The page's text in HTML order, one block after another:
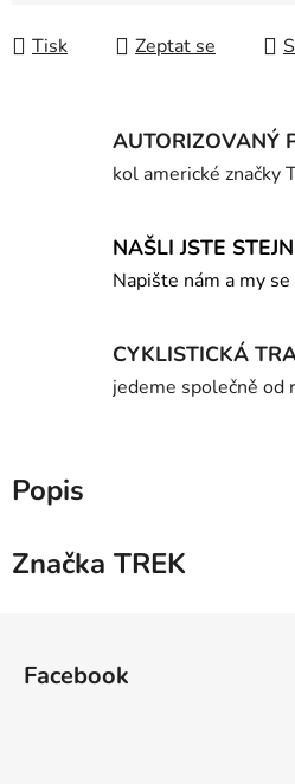
Tisk Zeptat se
AUTORIZOVANÝ
kol americké značky
NAŠLI JSTE
Napište nám a my
CYKLISTICKÁ
jedeme společně od
Popis
Značka TREK
Facebook